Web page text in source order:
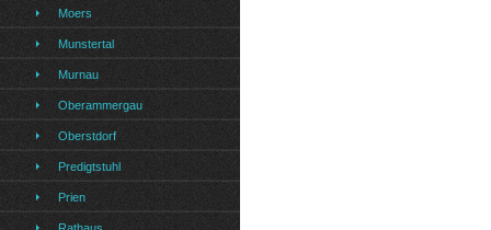
Moers
Munstertal
Murnau
Oberammergau
Oberstdorf
Predigtstuhl
Prien